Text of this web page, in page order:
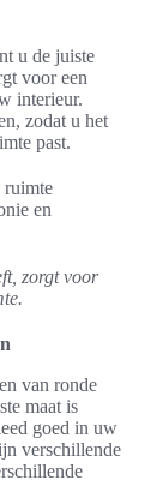
u de juiste
voor een
interieur.
zodat u het
past.
ruimte
en
zorgt voor
van ronde
maat is
goed in uw
verschillende